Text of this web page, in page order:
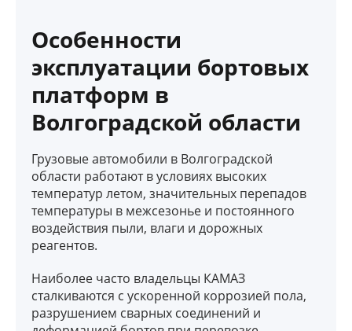
Особенности
эксплуатации бортовых
платформ в
Волгоградской области
Грузовые автомобили в Волгоградской
области работают в условиях высоких
температур летом, значительных перепадов
температуры в межсезонье и постоянного
воздействия пыли, влаги и дорожных
реагентов.
Наиболее часто владельцы КАМАЗ
сталкиваются с ускоренной коррозией пола,
разрушением сварных соединений и